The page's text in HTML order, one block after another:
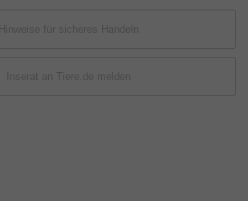
Hinweise für sicheres Handeln
Inserat an Tiere.de melden